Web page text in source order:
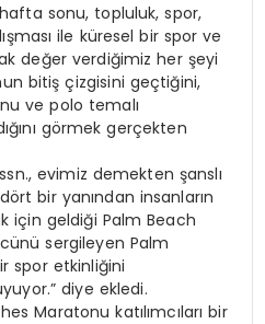
sonu, topluluk, spor,
ile küresel bir spor ve
değer verdiğimiz her şeyi
bitiş çizgisini geçtiğini,
ve polo temalı
görmek gerçekten
evimiz demekten şanslı
bir yanından insanların
için geldiği Palm Beach
sergileyen Palm
spor etkinliğini
diye ekledi.
Maratonu katılımcıları bir